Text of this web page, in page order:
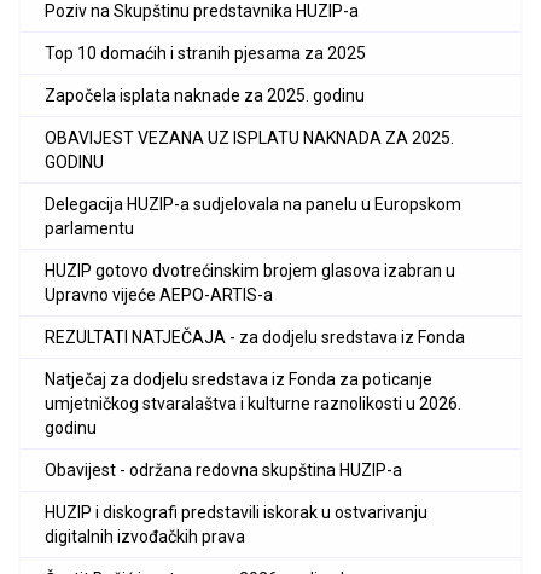
Poziv na Skupštinu predstavnika HUZIP-a
Top 10 domaćih i stranih pjesama za 2025
Započela isplata naknade za 2025. godinu
OBAVIJEST VEZANA UZ ISPLATU NAKNADA ZA 2025.
GODINU
Delegacija HUZIP-a sudjelovala na panelu u Europskom
parlamentu
HUZIP gotovo dvotrećinskim brojem glasova izabran u
Upravno vijeće AEPO-ARTIS-a
REZULTATI NATJEČAJA - za dodjelu sredstava iz Fonda
Natječaj za dodjelu sredstava iz Fonda za poticanje
umjetničkog stvaralaštva i kulturne raznolikosti u 2026.
godinu
Obavijest - održana redovna skupština HUZIP-a
HUZIP i diskografi predstavili iskorak u ostvarivanju
digitalnih izvođačkih prava